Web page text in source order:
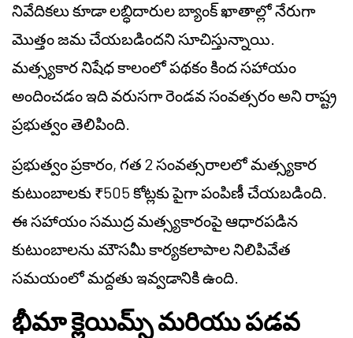
నివేదికలు కూడా లబ్ధిదారుల బ్యాంక్ ఖాతాల్లో నేరుగా
మొత్తం జమ చేయబడిందని సూచిస్తున్నాయి.
మత్స్యకార నిషేధ కాలంలో పథకం కింద సహాయం
అందించడం ఇది వరుసగా రెండవ సంవత్సరం అని రాష్ట్ర
ప్రభుత్వం తెలిపింది.
ప్రభుత్వం ప్రకారం, గత 2 సంవత్సరాలలో మత్స్యకార
కుటుంబాలకు ₹505 కోట్లకు పైగా పంపిణీ చేయబడింది.
ఈ సహాయం సముద్ర మత్స్యకారంపై ఆధారపడిన
కుటుంబాలను మౌసమీ కార్యకలాపాల నిలిపివేత
సమయంలో మద్దతు ఇవ్వడానికి ఉంది.
భీమా క్లెయిమ్స్ మరియు పడవ